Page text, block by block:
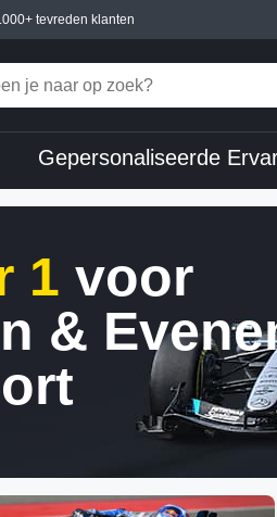
tevreden klanten
Gepersonaliseerde
1 voor
&